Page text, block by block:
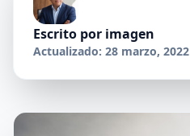
Escrito por imagen
Actualizado: 28 marzo, 2022